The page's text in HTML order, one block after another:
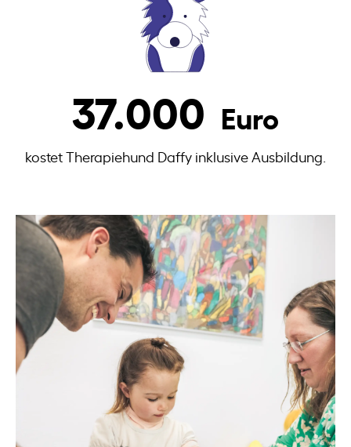
37.000 Euro
kostet Therapiehund Daffy inklusive Ausbildung.